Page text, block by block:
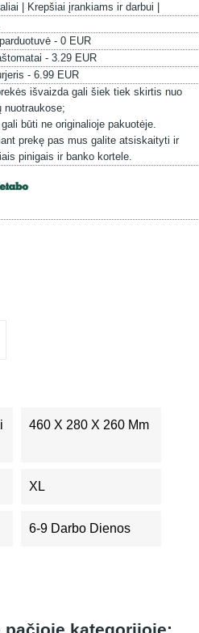
|
Krepšiai įrankiams ir darbui |
- 0 EUR
- 3.29 EUR
- 6.99 EUR
išvaizda gali šiek tiek skirtis nuo
nuotraukose;
gali būti ne originalioje pakuotėje.
prekę pas mus galite atsiskaityti ir
pinigais ir banko kortele.
460 X 280 X 260 Mm
XL
6-9 Darbo Dienos